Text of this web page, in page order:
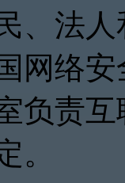
、法
网络
负责
。